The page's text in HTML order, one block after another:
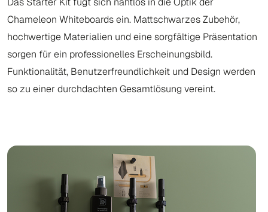
Chameleon Whiteboards ein. Mattschwarzes Zubehör,
hochwertige Materialien und eine sorgfältige Präsentation
sorgen für ein professionelles Erscheinungsbild.
Funktionalität, Benutzerfreundlichkeit und Design werden
so zu einer durchdachten Gesamtlösung vereint.